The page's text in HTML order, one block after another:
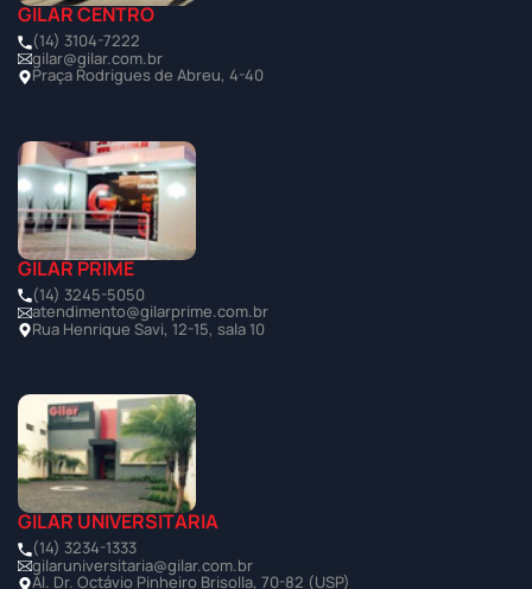
GILAR CENTRO
(14) 3104-7222
gilar@gilar.com.br
Praça Rodrigues de Abreu, 4-40
GILAR PRIME
(14) 3245-5050
atendimento@gilarprime.com.br
Rua Henrique Savi, 12-15, sala 10
GILAR UNIVERSITÁRIA
(14) 3234-1333
gilaruniversitaria@gilar.com.br
Al. Dr. Octávio Pinheiro Brisolla, 70-82 (USP)